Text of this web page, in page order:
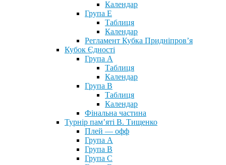
Календар
Група Е
Таблиця
Календар
Регламент Кубка Придніпров’я
Кубок Єдності
Група А
Таблиця
Календар
Група В
Таблиця
Календар
Фінальна частина
Турнір пам’яті В. Тищенко
Плей — офф
Група А
Група B
Група С